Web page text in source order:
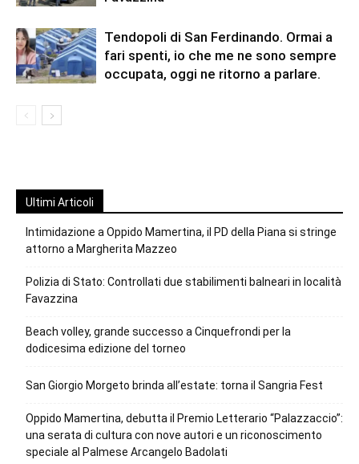
Tendopoli di San Ferdinando. Ormai a
fari spenti, io che me ne sono sempre
occupata, oggi ne ritorno a parlare.
Ultimi Articoli
Intimidazione a Oppido Mamertina, il PD della Piana si stringe
attorno a Margherita Mazzeo
Polizia di Stato: Controllati due stabilimenti balneari in località
Favazzina
Beach volley, grande successo a Cinquefrondi per la
dodicesima edizione del torneo
San Giorgio Morgeto brinda all’estate: torna il Sangria Fest
Oppido Mamertina, debutta il Premio Letterario “Palazzaccio”:
una serata di cultura con nove autori e un riconoscimento
speciale al Palmese Arcangelo Badolati